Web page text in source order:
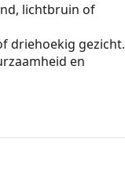
lichtbruin of
driehoekig gezicht.
en
voordeel de